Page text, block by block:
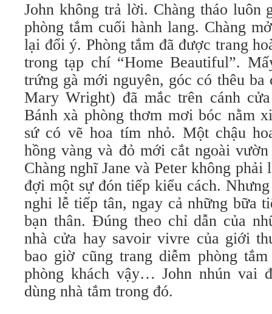
John không trả lời. Chàng tháo luôn
phòng tắm cuối hành lang. Chàng
lại đổi ý. Phòng tắm đã được trang
trong tạp chí “Home Beautiful”.
trứng gà mới nguyên, góc có thêu ba
Mary Wright) đã mắc trên cánh
Bánh xà phòng thơm mơi bóc nằm
sứ có vẽ hoa tím nhỏ. Một chậu
hồng vàng và đỏ mới cắt ngoài
Chàng nghĩ Jane và Peter không
đợi một sự đón tiếp kiểu cách.
nghi lễ tiếp tân, ngay cả những bữa
bạn thân. Đúng theo chỉ dẫn của
nhà cửa hay savoir vivre của giới
bao giờ cũng trang diễm phòng
phòng khách vậy… John nhún vai
dùng nhà tắm trong đó.